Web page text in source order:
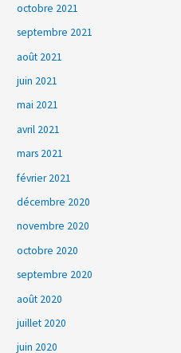
octobre 2021
septembre 2021
août 2021
juin 2021
mai 2021
avril 2021
mars 2021
février 2021
décembre 2020
novembre 2020
octobre 2020
septembre 2020
août 2020
juillet 2020
juin 2020